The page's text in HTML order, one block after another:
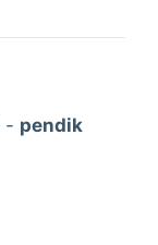
- pendik